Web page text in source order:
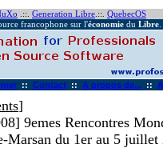
.::. Generation Libre .::. QuebecOS
francophone sur l'économie du Libre
:: Contact :: A propos de... ::
]
9emes Rencontres
Marsan du 1er au 5 juillet